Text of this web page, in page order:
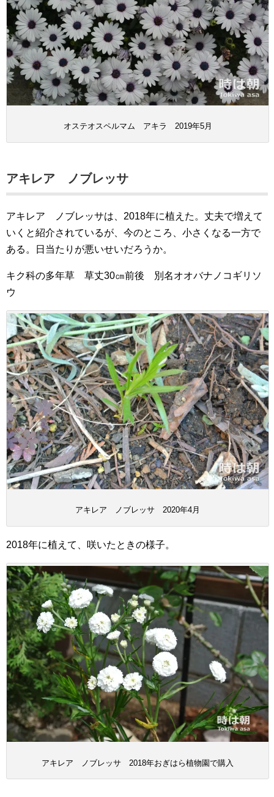
オステオスペルマム アキラ 2019年5月
アキレア ノブレッサ
アキレア ノブレッサは、2018年に植えた。丈夫で増えて
いくと紹介されているが、今のところ、小さくなる一方で
ある。日当たりが悪いせいだろうか。
キク科の多年草 草丈30㎝前後 別名オオバナノコギリソ
ウ
アキレア ノブレッサ 2020年4月
2018年に植えて、咲いたときの様子。
アキレア ノブレッサ 2018年おぎはら植物園で購入